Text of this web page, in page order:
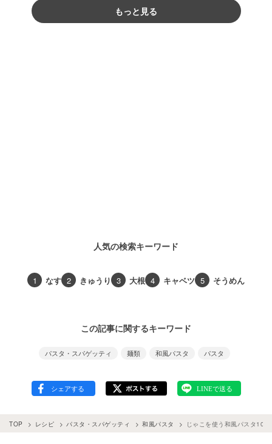
もっと見る
人気の検索キーワード
1 なす 2 きゅうり 3 大根 4 キャベツ 5 そうめん
この記事に関するキーワード
パスタ・スパゲッティ 麺類 和風パスタ パスタ
TOP レシピ パスタ・スパゲッティ 和風パスタ じゃこを使う和風パスタ10